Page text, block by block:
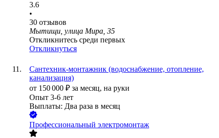
3.6
•
30 отзывов
Мытищи, улица Мира, 35
Откликнитесь среди первых
Откликнуться
Сантехник-монтажник (водоснабжение, отопление,
канализация)
от 150 000 ₽ за месяц, на руки
Опыт 3-6 лет
Выплаты: Два раза в месяц
Профессиональный электромонтаж